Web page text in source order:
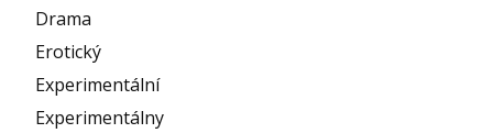
Drama
Erotický
Experimentální
Experimentálny